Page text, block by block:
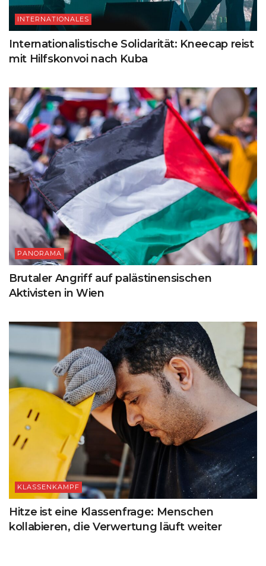
INTERNATIONALES
Internationalistische Solidarität: Kneecap reist
mit Hilfskonvoi nach Kuba
PANORAMA
Brutaler Angriff auf palästinensischen
Aktivisten in Wien
KLASSENKAMPF
Hitze ist eine Klassenfrage: Menschen
kollabieren, die Verwertung läuft weiter